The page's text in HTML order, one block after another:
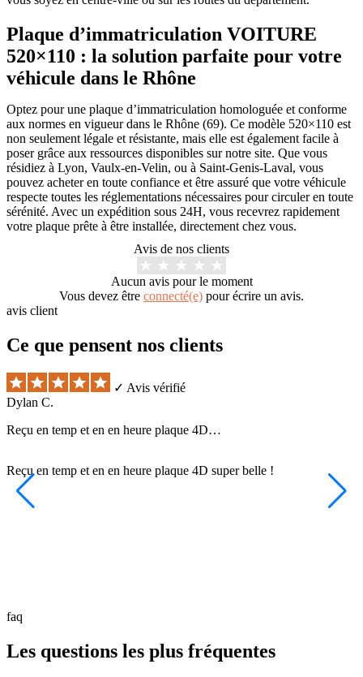
Plaque d’immatriculation VOITURE
520×110 : la solution parfaite pour votre
véhicule dans le Rhône
Optez pour une plaque d’immatriculation homologuée et conforme
aux normes en vigueur dans le Rhône (69). Ce modèle 520×110 est
non seulement légale et résistante, mais elle est également facile à
poser grâce aux ressources disponibles sur notre site. Que vous
résidiez à Lyon, Vaulx-en-Velin, ou à Saint-Genis-Laval, vous
pouvez acheter en toute confiance et être assuré que votre véhicule
respecte toutes les réglementations nécessaires pour circuler en toute
sérénité. Avec un expédition sous 24H, vous recevrez rapidement
votre plaque prête à être installée, directement chez vous.
Avis de nos clients
Aucun avis pour le moment
Vous devez être connecté(e) pour écrire un avis.
avis client
Ce que pensent nos clients
✓ Avis vérifié
Dylan C.
Reçu en temp et en en heure plaque 4D…
Reçu en temp et en en heure plaque 4D super belle !
faq
Les questions les plus fréquentes